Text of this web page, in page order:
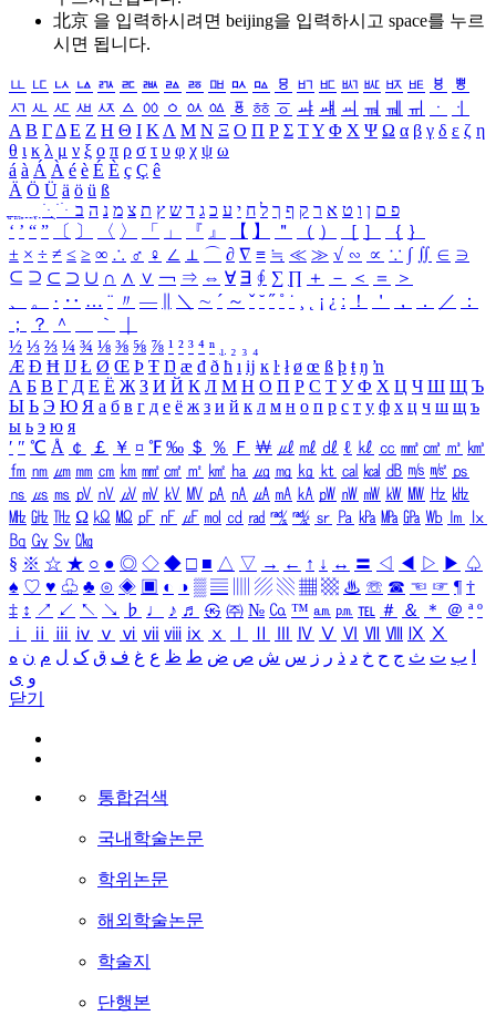
北京 을 입력하시려면 beijing을 입력하시고 space를 누르
시면 됩니다.
ㅥ ㅦ ㅧ ㅨ ㅩ ㅪ ㅫ ㅬ ㅭ ㅮ ㅯ ㅰ ㅱ ㅲ ㅳ ㅴ ㅵ ㅶ ㅷ ㅸ
ㅹ
ㅺ ㅻ ㅼ ㅽ ㅾ ㅿ ㆀ ㆁ ㆂ ㆃ ㆄ ㆅ ㆆ ㆇ ㆈ ㆉ ㆊ ㆋ ㆌ ㆍ
ㆎ
Α Β ΓΔ Ε Ζ Η Θ Ι ΚΛ Μ Ν Ξ Ο Π Ρ Σ ΤΥ Φ Χ Ψ Ω α β γ δ ε ζ η
θ ι κ λ μ ν ξ ο π ρ σ τ υ φ χ ψ ω
á à Á À é è É È ç Ç ê
Ä Ö Ü ä ö ü ß
ִֶֹ ֻּ ׁׂ פ ם ן ו ט א ר ק ף ך ל ח י ע כ ג ד ש ץ ת צ מ נ ה ב
‘ ’ “ ” 〔 〕 〈 〉 「 」 『 』 【 】 ＂ （ ） ［ ］ ｛ ｝
± × ÷ ≠ ≤ ≥ ∞ ∴ ♂ ♀ ∠ ⊥ ⌒ ∂ ∇ ≡ ≒ ≪ ≫ √ ∽ ∝ ∵ ∫ ∬ ∈ ∋
⊆ ⊇ ⊂ ⊃ ∪ ∩ ∧ ∨ ￢ ⇒ ⇔ ∀ ∃ ∮ ∑ ∏ ＋ － ＜ ＝
＞
、
。 · ‥ … ¨ 〃 ― ＼ ∼ ´ ～ ˇ ˘ ˝ ˚ ˙ ¸ ¡ ¿ ː ！ ＇ ， ． ／
：
；
？ ＾ ｀
½ ⅓ ⅔ ¼ ¾ ⅛ ⅜ ⅝ ⅞ ¹ ² ³ ⁴ ⁿ ₁ ₂ ₃ ₄
Æ Ð Ħ Ĳ Ł Ø Œ Þ Ŧ Ŋ æ đ ð ħ ı ĳ ĸ ŀ ł ø œ ß þ ŧ ŋ ŉ
А Б В Г Д Е Ё Ж З И Й К Л М Н О П Р С Т У Ф Х Ц Ч Ш Щ Ъ
Ы Ь Э Ю Я а б в г д е ё ж з и й к л м н о п р с т у ф х ц ч ш щ ъ
ы ь э ю я
′ ″ ℃ Å ￠ ￡ ￥ ¤ ℉ ‰ ＄ ％ Ｆ ￦ ㎕ ㎖ ㎗ ℓ ㎘ ㏄ ㎣ ㎤ ㎥ ㎦
㎙ ㎚ ㎛ ㎜ ㎝ ㎞ ㎟ ㎠ ㎡ ㎢ ㏊ ㎍ ㎎ ㎏ ㏏ ㎈ ㎉ ㏈ ㎧ ㎨ ㎰
㎱ ㎲ ㎳ ㎴ ㎵ ㎶ ㎷ ㎸ ㎹ ㎀ ㎁ ㎂ ㎃ ㎄ ㎺ ㎻ ㎽ ㎾ ㎿ ㎐ ㎑
㎒ ㎓ ㎔ Ω ㏀ ㏁ ㎊ ㎋ ㎌ ㏖ ㏅ ㎭ ㎮ ㎯ ㏛ ㎩ ㎪ ㎫ ㎬ ㏝ ㏐
㏓
㏃ ㏉ ㏜ ㏆
§ ※ ☆ ★ ○ ● ◎ ◇ ◆ □ ■ △ ▽ → ← ↑ ↓ ↔ 〓 ◁ ◀ ▷ ▶ ♤
♠ ♡ ♥ ♧ ♣ ⊙ ◈ ▣ ◐ ◑ ▒ ▤ ▨ ▧ ▦ ▩ ♨ ☏ ☎ ☜ ☞ ¶ †
‡ ↕ ↗ ↙ ↖ ↘ ♭ ♩ ♪ ♬ ㉿ ㈜ № ㏇ ™ ㏂ ㏘ ℡ ＃ ＆ ＊ ＠ ª º
ⅰ
ⅱ ⅲ ⅳ ⅴ ⅵ ⅶ ⅷ ⅸ ⅹ Ⅳ Ⅴ Ⅵ Ⅶ Ⅷ Ⅸ Ⅹ
ب ت ث ج ح خ د ذ ر ز س ش ص ض ط ظ ع غ ف ق ک ل م ن ه
و ی
닫기
통합검색
국내학술논문
학위논문
해외학술논문
학술지
단행본